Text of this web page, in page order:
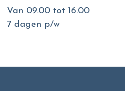
Van 09.00 tot 16.00
7 dagen p/w